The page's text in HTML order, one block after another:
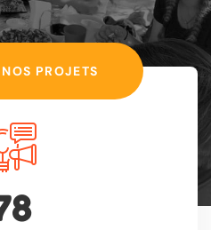
PROJETS
8